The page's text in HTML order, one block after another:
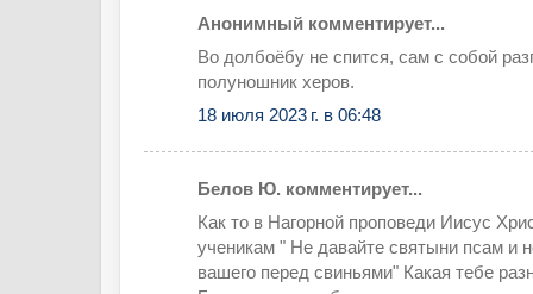
Анонимный комментирует...
Во долбоёбу не спится, сам с собой
полуношник херов.
18 июля 2023 г. в 06:48
Белов Ю. комментирует...
Как то в Нагорной проповеди Иисус
ученикам " Не давайте святыни псам и
вашего перед свиньями" Какая тебе